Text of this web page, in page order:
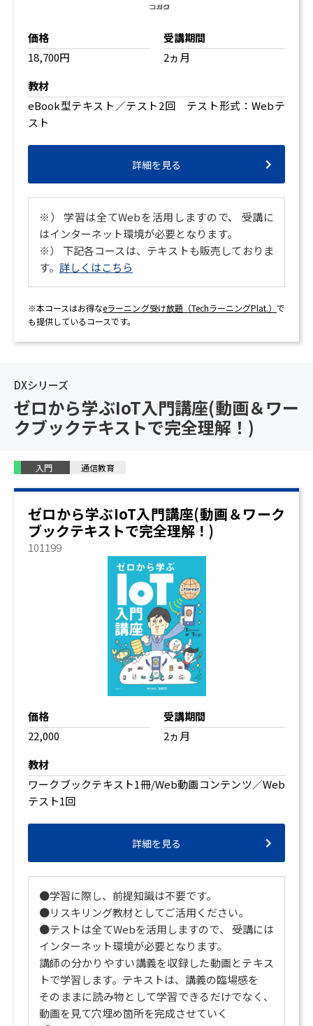
価格
18,700円
受講期間
2ヵ月
教材
eBook型テキスト／テスト2回 テスト形式：Webテ
スト
詳細を見る
※） 学習は全てWebを活用しますので、 受講に
はインターネット環境が必要となります。
※） 下記各コースは、テキストも販売しておりま
す。 詳しくはこちら
※本コースはお得なeラーニング受け放題（TechラーニングPlat.）で
も提供しているコースです。
DXシリーズ
ゼロから学ぶIoT入門講座(動画＆ワー
クブックテキストで完全理解！)
入門 通信教育
ゼロから学ぶIoT入門講座(動画＆ワーク
ブックテキストで完全理解！)
101199
価格
22,000
受講期間
2ヵ月
教材
ワークブックテキスト1冊/Web動画コンテンツ／Web
テスト1回
詳細を見る
●学習に際し、前提知識は不要です。
●リスキリング教材としてご活用ください。
●テストは全てWebを活用しますので、 受講には
インターネット環境が必要となります。
講師の分かりやすい講義を収録した動画とテキス
トで学習します。テキストは、講義の臨場感を
そのままに読み物として学習できるだけでなく、
動画を見て穴埋め箇所を完成させていく